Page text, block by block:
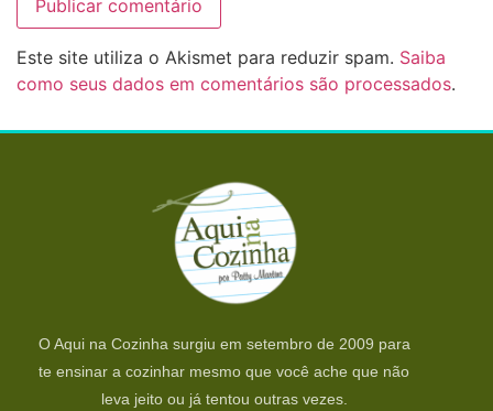
Este site utiliza o Akismet para reduzir spam. Saiba
como seus dados em comentários são processados.
O Aqui na Cozinha surgiu em setembro de 2009 para
te ensinar a cozinhar mesmo que você ache que não
leva jeito ou já tentou outras vezes.